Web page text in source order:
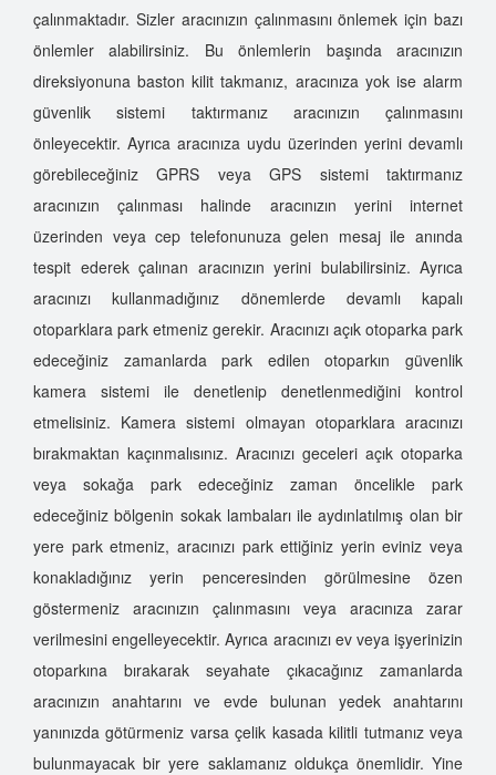
çalınmaktadır. Sizler aracınızın çalınmasını önlemek için bazı
önlemler alabilirsiniz. Bu önlemlerin başında aracınızın
direksiyonuna baston kilit takmanız, aracınıza yok ise alarm
güvenlik sistemi taktırmanız aracınızın çalınmasını
önleyecektir. Ayrıca aracınıza uydu üzerinden yerini devamlı
görebileceğiniz GPRS veya GPS sistemi taktırmanız
aracınızın çalınması halinde aracınızın yerini internet
üzerinden veya cep telefonunuza gelen mesaj ile anında
tespit ederek çalınan aracınızın yerini bulabilirsiniz. Ayrıca
aracınızı kullanmadığınız dönemlerde devamlı kapalı
otoparklara park etmeniz gerekir. Aracınızı açık otoparka park
edeceğiniz zamanlarda park edilen otoparkın güvenlik
kamera sistemi ile denetlenip denetlenmediğini kontrol
etmelisiniz. Kamera sistemi olmayan otoparklara aracınızı
bırakmaktan kaçınmalısınız. Aracınızı geceleri açık otoparka
veya sokağa park edeceğiniz zaman öncelikle park
edeceğiniz bölgenin sokak lambaları ile aydınlatılmış olan bir
yere park etmeniz, aracınızı park ettiğiniz yerin eviniz veya
konakladığınız yerin penceresinden görülmesine özen
göstermeniz aracınızın çalınmasını veya aracınıza zarar
verilmesini engelleyecektir. Ayrıca aracınızı ev veya işyerinizin
otoparkına bırakarak seyahate çıkacağınız zamanlarda
aracınızın anahtarını ve evde bulunan yedek anahtarını
yanınızda götürmeniz varsa çelik kasada kilitli tutmanız veya
bulunmayacak bir yere saklamanız oldukça önemlidir. Yine